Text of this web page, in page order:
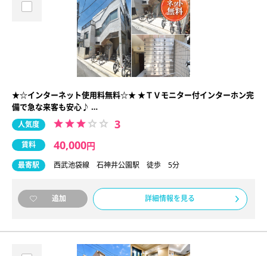
★☆インターネット使用料無料☆★ ★ＴＶモニター付インターホン完
備で急な来客も安心♪ …
人気度 3
賃料 40,000円
最寄駅 西武池袋線 石神井公園駅 徒歩 5分
追加 詳細情報を見る